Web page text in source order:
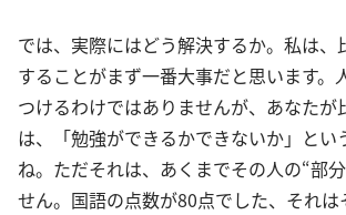
では、実際にはどう解決するか。私は、
することがまず一番大事だと思います。
つけるわけではありませんが、あなたが
は、「勉強ができるかできないか」とい
ね。ただそれは、あくまでその人の“部
せん。国語の点数が80点でした、それは